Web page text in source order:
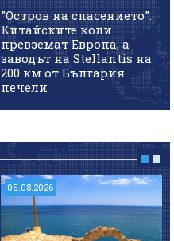
"Остров на спасението":
Китайските коли
превземат Европа, а
заводът на Stellantis на
200 км от България
печели
05.08.2026